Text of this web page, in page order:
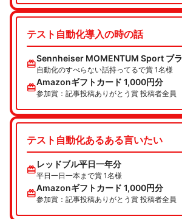
テスト自動化導入の時の話
redeemSennheiser MOMENTUM Sport ブ
自動化のすべらない話持ってるで賞 1名様
redeemAmazonギフトカード 1,000円分
参加賞：記事投稿ありがとう賞 投稿者全員
テスト自動化あるある言いたい
redeemレッドブル平日一年分
平日一日一本まで賞 1名様
redeemAmazonギフトカード 1,000円分
参加賞：記事投稿ありがとう賞 投稿者全員